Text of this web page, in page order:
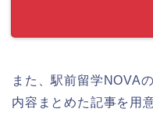
また、駅前留学NOVA
内容まとめた記事を用